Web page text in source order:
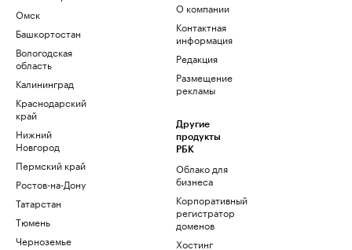
Омск
Башкортостан
Вологодская
область
Калининград
Краснодарский
край
Нижний
Новгород
Пермский край
Ростов-на-Дону
Татарстан
Тюмень
Черноземье
О компании
Контактная
информация
Редакция
Размещение
рекламы
Другие
продукты
РБК
Облако для
бизнеса
Корпоративный
регистратор
доменов
Хостинг